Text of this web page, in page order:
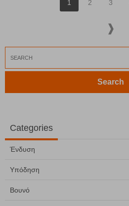
1 2 3
Search
Categories
Ένδυση
Υπόδηση
Βουνό